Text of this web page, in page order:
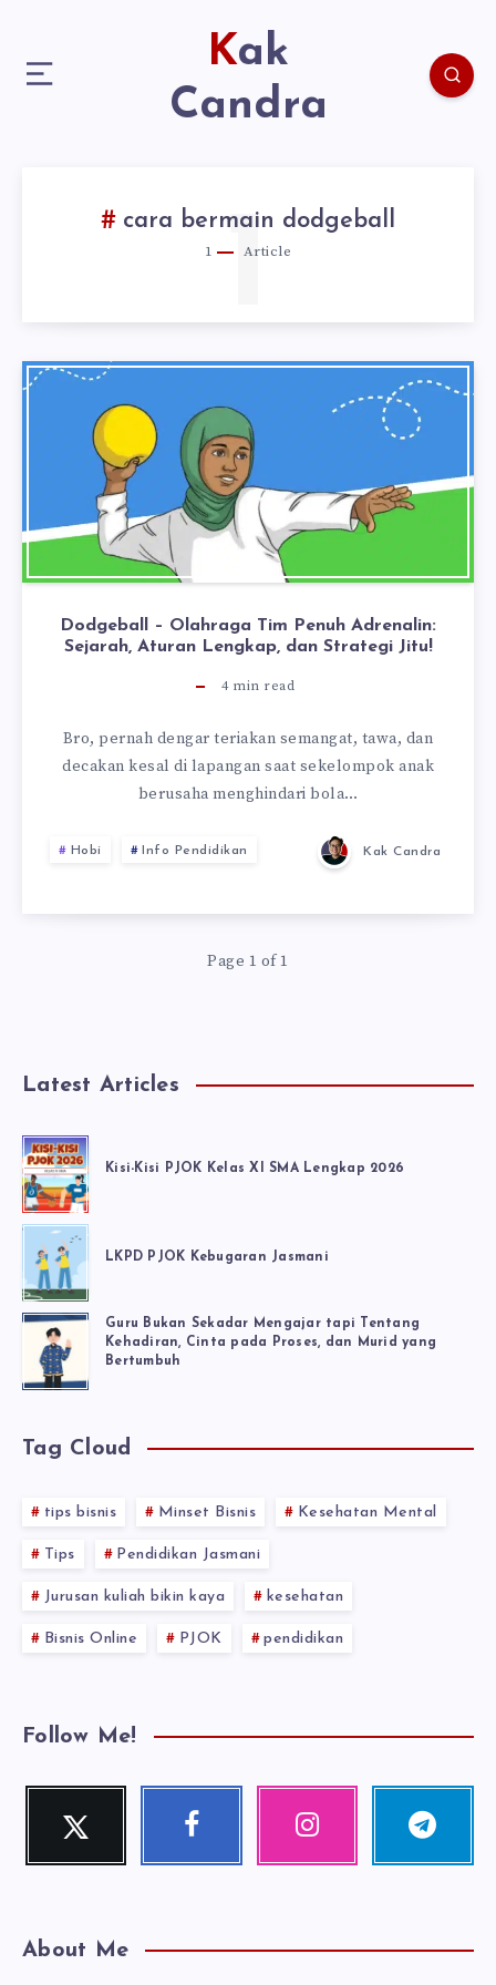
Kak
Candra
cara bermain dodgeball
1 Article
1
Dodgeball – Olahraga Tim Penuh Adrenalin:
Sejarah, Aturan Lengkap, dan Strategi Jitu!
4min read
Bro, pernah dengar teriakan semangat, tawa, dan
decakan kesal di lapangan saat sekelompok anak
berusaha menghindari bola…
Hobi Info Pendidikan Kak Candra
Page 1 of 1
Latest Articles
Kisi-Kisi PJOK Kelas XI SMA Lengkap 2026
LKPD PJOK Kebugaran Jasmani
Guru Bukan Sekadar Mengajar tapi Tentang
Kehadiran, Cinta pada Proses, dan Murid yang
Bertumbuh
Tag Cloud
tips bisnis Minset Bisnis Kesehatan Mental
Tips Pendidikan Jasmani
Jurusan kuliah bikin kaya kesehatan
Bisnis Online PJOK pendidikan
Follow Me!
Twitter
Follow
Facebook Instagram Telegram
Follow
About Me